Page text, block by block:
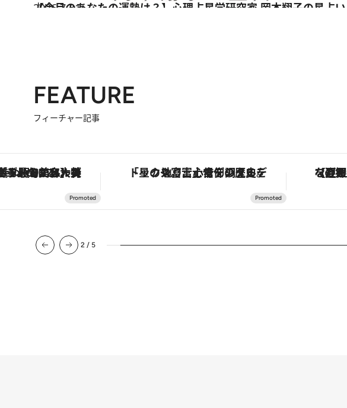
2026.7.31
【今月のあなたの運勢は？】心理占星学研究家 岡本翔子の星占い
占い
FEATURE
フィーチャー記事
【銀座で出合う最旬美容】美髪ケアや上質な眠り…セルフケアのアップデートから、特別な名入れギフトまで。大人のための「ReFa GINZA」クルーズ 「星のや富士」でデジタルデトックス。冨士信仰の歴史を辿り、心身を調える。 【夏限定ディナ
2 / 5